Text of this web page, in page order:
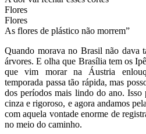
Flores
Flores
As flores de plástico não morrem”
Quando morava no Brasil não dava
árvores. E olha que Brasília tem os
que vim morar na Áustria
temporada passa tão rápida, mas
dos períodos mais lindo do ano.
cinza e rigoroso, e agora andamos
com aquela vontade enorme de
no meio do caminho.